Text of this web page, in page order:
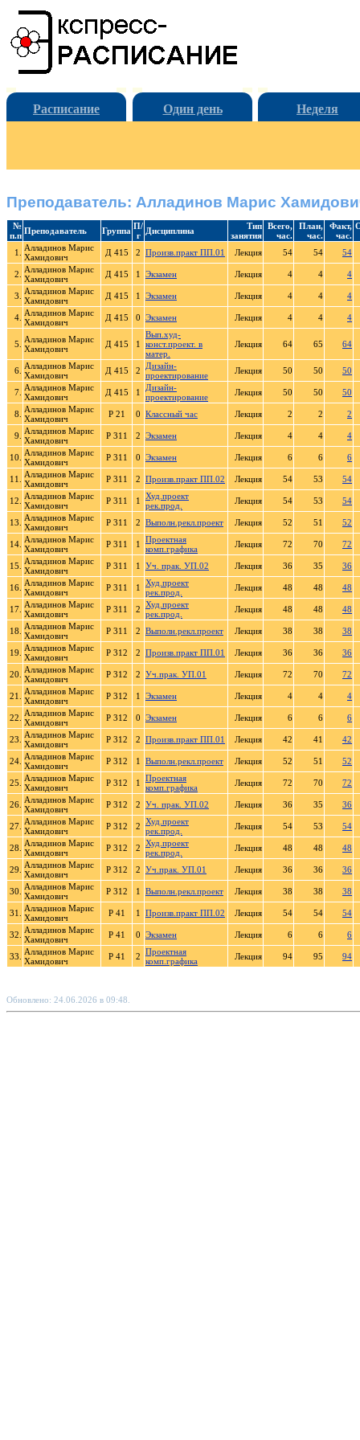
Расписание Один день Неделя
Преподаватель: Алладинов Марис
№
п.п Преподаватель Группа П/
г
Дисциплина
Тип
занятия
Всего,
час.
План,
час.
Факт,
час.
1.
Алладинов Марис
Хамидович
Д 415 2 Произв.практ ПП.01 Лекция 54 54 54
2.
Алладинов Марис
Хамидович
Д 415 1 Экзамен Лекция 4 4 4
3.
Алладинов Марис
Хамидович
Д 415 1 Экзамен Лекция 4 4 4
4. Алладинов Марис
Хамидович
Д 415 0 Экзамен Лекция 4 4 4
5.
Алладинов Марис
Хамидович
Д 415 1
Вып.худ-
конст.проект. в
матер.
Лекция 64 65 64
6. Алладинов Марис
Хамидович
Д 415 2
Дизайн-
проектирование
Лекция 50 50 50
7. Алладинов Марис
Хамидович
Д 415 1
Дизайн-
проектирование
Лекция 50 50 50
8.
Алладинов Марис
Хамидович
Р 21 0 Классный час Лекция 2 2 2
9.
Алладинов Марис
Хамидович
Р 311 2 Экзамен Лекция 4 4 4
10.
Алладинов Марис
Хамидович
Р 311 0 Экзамен Лекция 6 6 6
11.
Алладинов Марис
Хамидович
Р 311 2 Произв.практ ПП.02 Лекция 54 53 54
12.
Алладинов Марис
Хамидович
Р 311 1
Худ.проект
рек.прод.
Лекция 54 53 54
13.
Алладинов Марис
Хамидович
Р 311 2 Выполн.рекл.проект Лекция 52 51 52
14. Алладинов Марис
Хамидович
Р 311 1
Проектная
комп.графика
Лекция 72 70 72
15.
Алладинов Марис
Хамидович
Р 311 1 Уч. прак. УП.02 Лекция 36 35 36
16. Алладинов Марис
Хамидович
Р 311 1
Худ.проект
рек.прод.
Лекция 48 48 48
17. Алладинов Марис
Хамидович
Р 311 2 Худ.проект
рек.прод.
Лекция 48 48 48
18.
Алладинов Марис
Хамидович
Р 311 2 Выполн.рекл.проект Лекция 38 38 38
19.
Алладинов Марис
Хамидович
Р 312 2 Произв.практ ПП.01 Лекция 36 36 36
20.
Алладинов Марис
Хамидович
Р 312 2 Уч.прак. УП.01 Лекция 72 70 72
21.
Алладинов Марис
Хамидович
Р 312 1 Экзамен Лекция 4 4 4
22.
Алладинов Марис
Хамидович
Р 312 0 Экзамен Лекция 6 6 6
23.
Алладинов Марис
Хамидович
Р 312 2 Произв.практ ПП.01 Лекция 42 41 42
24. Алладинов Марис
Хамидович
Р 312 1 Выполн.рекл.проект Лекция 52 51 52
25.
Алладинов Марис
Хамидович
Р 312 1
Проектная
комп.графика
Лекция 72 70 72
26. Алладинов Марис
Хамидович
Р 312 2 Уч. прак. УП.02 Лекция 36 35 36
27. Алладинов Марис
Хамидович
Р 312 2 Худ.проект
рек.прод.
Лекция 54 53 54
28.
Алладинов Марис
Хамидович
Р 312 2 Худ.проект
рек.прод.
Лекция 48 48 48
29.
Алладинов Марис
Хамидович
Р 312 2 Уч.прак. УП.01 Лекция 36 36 36
30.
Алладинов Марис
Хамидович
Р 312 1 Выполн.рекл.проект Лекция 38 38 38
31.
Алладинов Марис
Хамидович
Р 41 1 Произв.практ ПП.02 Лекция 54 54 54
32.
Алладинов Марис
Хамидович
Р 41 0 Экзамен Лекция 6 6 6
33.
Алладинов Марис
Хамидович
Р 41 2 Проектная
комп.графика
Лекция 94 95 94
Обновлено: 24.06.2026 в 09:48.